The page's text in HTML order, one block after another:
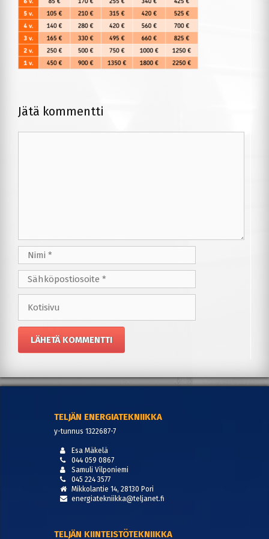
Jätä kommentti
Nimi
Sähköpostiosoite
TELJÄN ENERGIATEKNIIKKA
y-tunnus 1322687-7
Esa Mäkelä
044 059 0867
Samuli Vilponiemi
045 224 3577
Mikkolantie 14, 28130 Pori
energiatekniikka@teljanet.fi
TELJÄN KIINTEISTÖTEKNIIKKA